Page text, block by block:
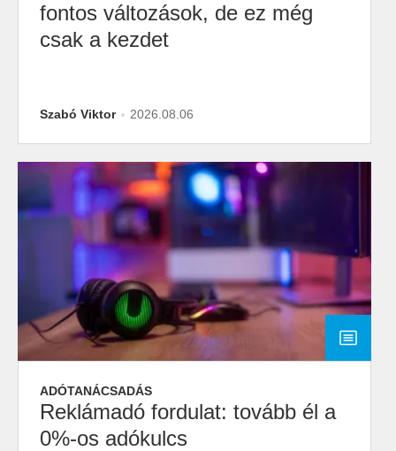
fontos változások, de ez még
csak a kezdet
Szabó Viktor 2026.08.06
ADÓTANÁCSADÁS
Reklámadó fordulat: tovább él a
0%-os adókulcs